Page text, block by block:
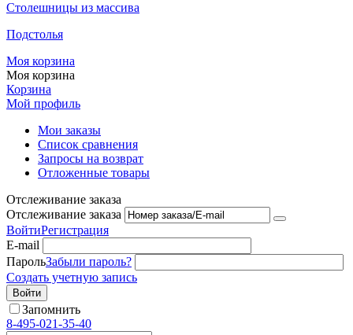
Столешницы из массива
Подстолья
Моя корзина
Моя корзина
Корзина
Мой профиль
Мои заказы
Список сравнения
Запросы на возврат
Отложенные товары
Отслеживание заказа
Отслеживание заказа
ВойтиРегистрация
E-mail
ПарольЗабыли пароль?
Создать учетную запись
Войти
Запомнить
8-495-021-35-40